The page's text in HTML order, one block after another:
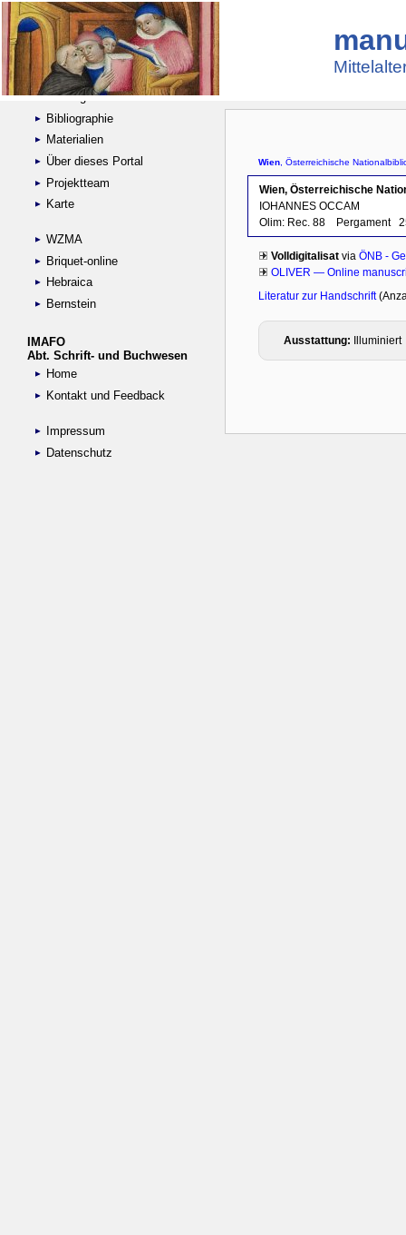
Suche
Handschriftensammlungen
Digitalisierte Handschriften
Kataloge
Bibliographie
Materialien
Über dieses Portal
Projektteam
Karte
WZMA
Briquet-online
Hebraica
Bernstein
IMAFO
Abt. Schrift- und Buchwesen
Home
Kontakt und Feedback
Impressum
Datenschutz